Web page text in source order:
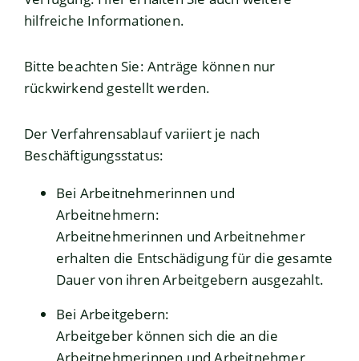
hilfreiche Informationen.
Bitte beachten Sie: Anträge können nur
rückwirkend gestellt werden.
Der Verfahrensablauf variiert je nach
Beschäftigungsstatus:
Bei Arbeitnehmerinnen und
Arbeitnehmern:
Arbeitnehmerinnen und Arbeitnehmer
erhalten die Entschädigung für die gesamte
Dauer von ihren Arbeitgebern ausgezahlt.
Bei Arbeitgebern:
Arbeitgeber können sich die an die